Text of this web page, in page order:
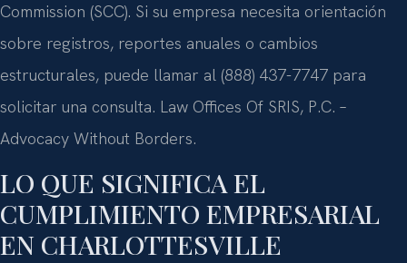
Commission (SCC). Si su empresa necesita orientación
sobre registros, reportes anuales o cambios
estructurales, puede llamar al (888) 437-7747 para
solicitar una consulta. Law Offices Of SRIS, P.C. –
Advocacy Without Borders.
LO QUE SIGNIFICA EL
CUMPLIMIENTO EMPRESARIAL
EN CHARLOTTESVILLE